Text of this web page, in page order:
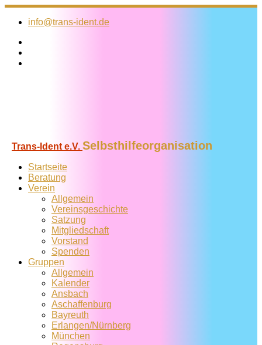
Zum
Inhalt
info@trans-ident.de
Trans-Ident e.V. Selbsthilfeorganisation
Startseite
Beratung
Verein
Allgemein
Vereins­geschichte
Satzung
Mitglied­schaft
Vorstand
Spenden
Gruppen
Allgemein
Kalender
Ansbach
Aschaffenburg
Bayreuth
Erlangen/Nürnberg
München